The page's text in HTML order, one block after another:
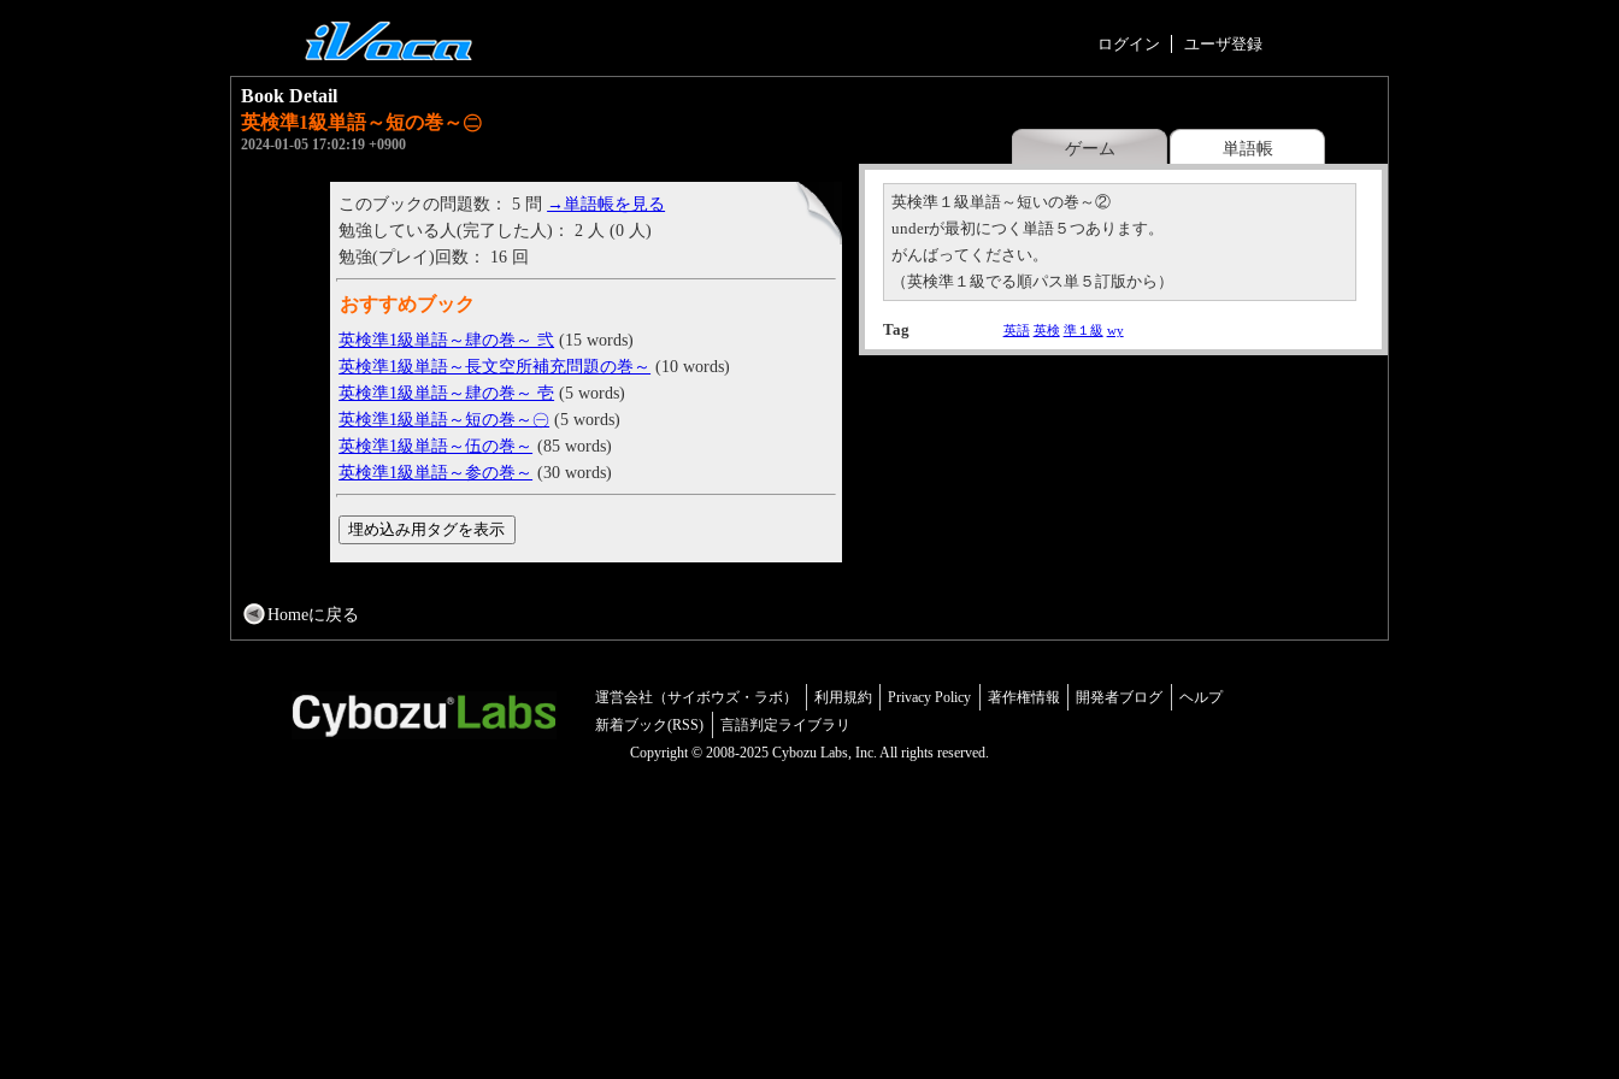
ログイン ユーザ登録
ゲーム 単語帳
Book Detail
英検準1級単語～短の巻～㊁
2024-01-05 17:02:19 +0900
英検準１級単語～短いの巻～②
underが最初につく単語５つあります。
がんばってください。
（英検準１級でる順パス単５訂版から）
Tag 英語 英検 準１級 wy
このブックの問題数： 5 問 →単語帳を見る
勉強している人(完了した人)： 2 人 (0 人)
勉強(プレイ)回数： 16 回
おすすめブック
英検準1級単語～肆の巻～ 弐 (15 words)
英検準1級単語～長文空所補充問題の巻～ (10 words)
英検準1級単語～肆の巻～ 壱 (5 words)
英検準1級単語～短の巻～㊀ (5 words)
英検準1級単語～伍の巻～ (85 words)
英検準1級単語～参の巻～ (30 words)
Homeに戻る
運営会社（サイボウズ・ラボ） 利用規約 Privacy Policy 著作権情報 開発者ブログ
ヘルプ
新着ブック(RSS)
言語判定ライブラリ
Copyright © 2008-2025 Cybozu Labs, Inc. All rights reserved.